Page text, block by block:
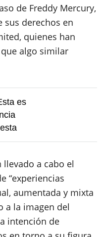
de Freddy Mercury,
derechos en
quienes han
algo similar
es
a cabo el
“experiencias
aumentada y mixta
a la imagen del
intención de